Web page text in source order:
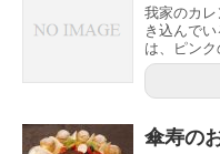
我家のカ
き込んで
は、ピン
傘寿の